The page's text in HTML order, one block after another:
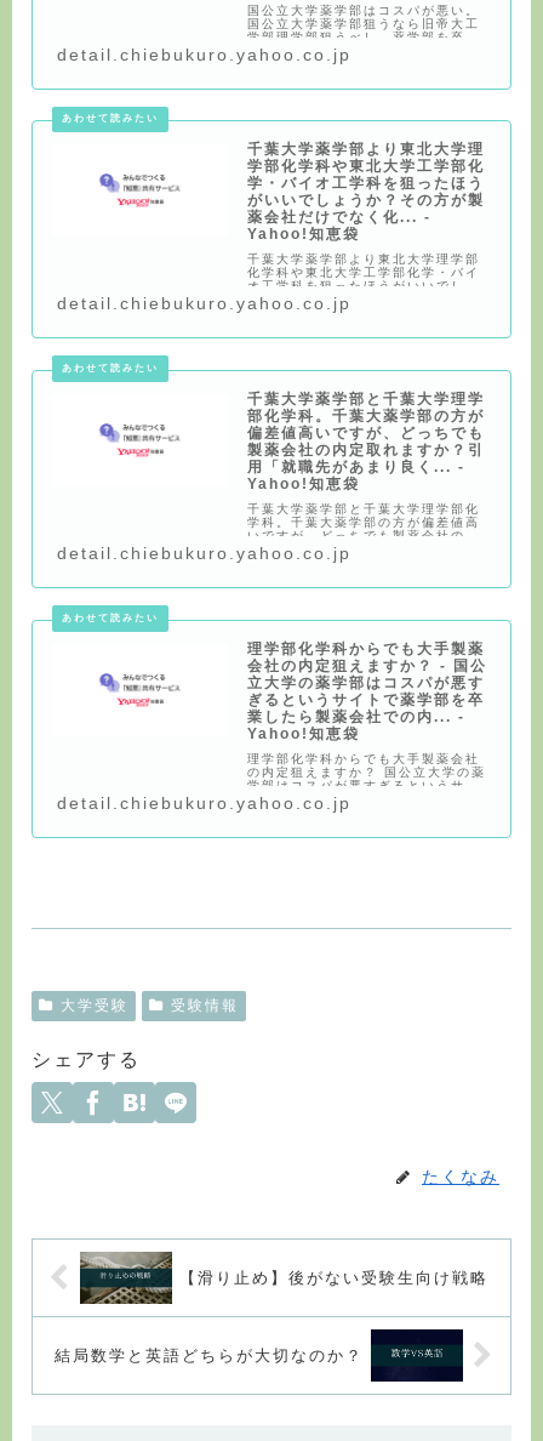
国公立大学薬学部はコスパが悪い。
国公立大学薬学部狙うなら旧帝大工
学部理学部狙うべし。薬学部を卒業
したら製薬会社での内定は貰いやす
いが理学部や工学部の化学系からで
「難易度が高すぎる」・国公立大学
detail.chiebukuro.yahoo.co.jp
千葉大学薬学部より東北大学理
学部化学科や東北大学工学部化
学・バイオ工学科を狙ったほう
がいいでしょうか？その方が製
薬会社だけでなく化... -
Yahoo!知恵袋
千葉大学薬学部より東北大学理学部
化学科や東北大学工学部化学・バイ
オ工学科を狙ったほうがいいでしょ
うか？その方が製薬会社だけでなく
化学系の会社からの内定ももらえる
での内定は貰いやすいが理学部や工
detail.chiebukuro.yahoo.co.jp
千葉大学薬学部と千葉大学理学
部化学科。千葉大薬学部の方が
偏差値高いですが、どっちでも
製薬会社の内定取れますか？引
用「就職先があまり良く... -
Yahoo!知恵袋
千葉大学薬学部と千葉大学理学部化
学科。千葉大薬学部の方が偏差値高
いですが、どっちでも製薬会社の内
定取れますか？引用「就職先があま
り良くない」 ・薬学部を卒業したら
す。しかし、それは理学部や工学部
detail.chiebukuro.yahoo.co.jp
理学部化学科からでも大手製薬
会社の内定狙えますか？ - 国公
立大学の薬学部はコスパが悪す
ぎるというサイトで薬学部を卒
業したら製薬会社での内... -
Yahoo!知恵袋
理学部化学科からでも大手製薬会社
の内定狙えますか？ 国公立大学の薬
学部はコスパが悪すぎるというサイ
トで薬学部を卒業したら製薬会社で
の内定は貰いやすいらしいですけ
製薬会社に入るのに、薬剤師免許は
detail.chiebukuro.yahoo.co.jp
大学受験 受験情報
シェアする
たくなみ
【滑り止め】後がない受験生向け戦略
結局数学と英語どちらが大切なのか？